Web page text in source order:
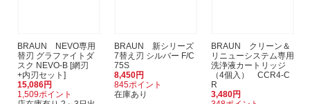
BRAUN NEVO専用
替刃 グラファイトダ
スク NEVO-B [網刃
+内刃セット]
15,086円
1,509ポイント
BRAUN 新シリーズ
7替え刃 シルバー F/C
75S
8,450円
845ポイント
在庫あり
BRAUN クリーン＆
リニューシステム専用
洗浄液カートリッジ
（4個入） CCR4-C
R
3,480円